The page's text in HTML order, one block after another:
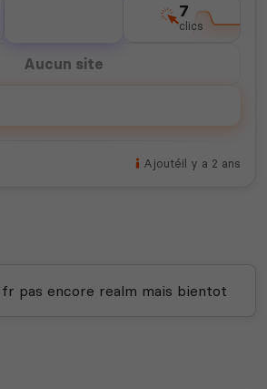
7
clics
Aucun site
Ajoutéil y a 2 ans
pas encore realm mais bientot